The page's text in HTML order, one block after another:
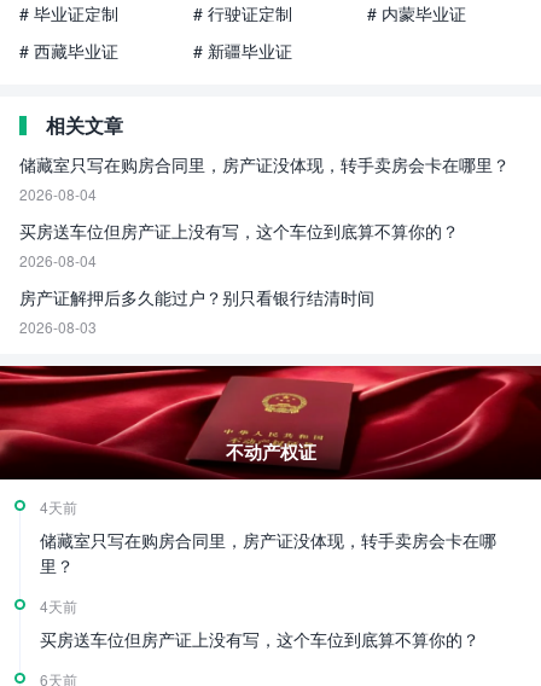
# 毕业证定制
# 行驶证定制
# 内蒙毕业证
# 西藏毕业证
# 新疆毕业证
相关文章
储藏室只写在购房合同里，房产证没体现，转手卖房会卡在哪里？
2026-08-04
买房送车位但房产证上没有写，这个车位到底算不算你的？
2026-08-04
房产证解押后多久能过户？别只看银行结清时间
2026-08-03
不动产权证
4天前
储藏室只写在购房合同里，房产证没体现，转手卖房会卡在哪
里？
4天前
买房送车位但房产证上没有写，这个车位到底算不算你的？
6天前